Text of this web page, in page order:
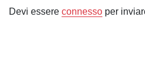
Devi essere connesso per